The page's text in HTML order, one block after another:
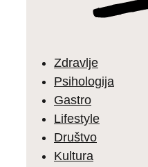
Zdravlje
Psihologija
Gastro
Lifestyle
Društvo
Kultura